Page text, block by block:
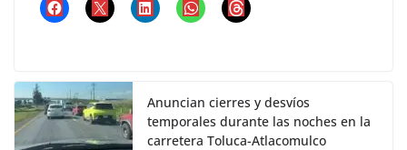
Anuncian cierres y desvíos
temporales durante las noches en la
carretera Toluca-Atlacomulco